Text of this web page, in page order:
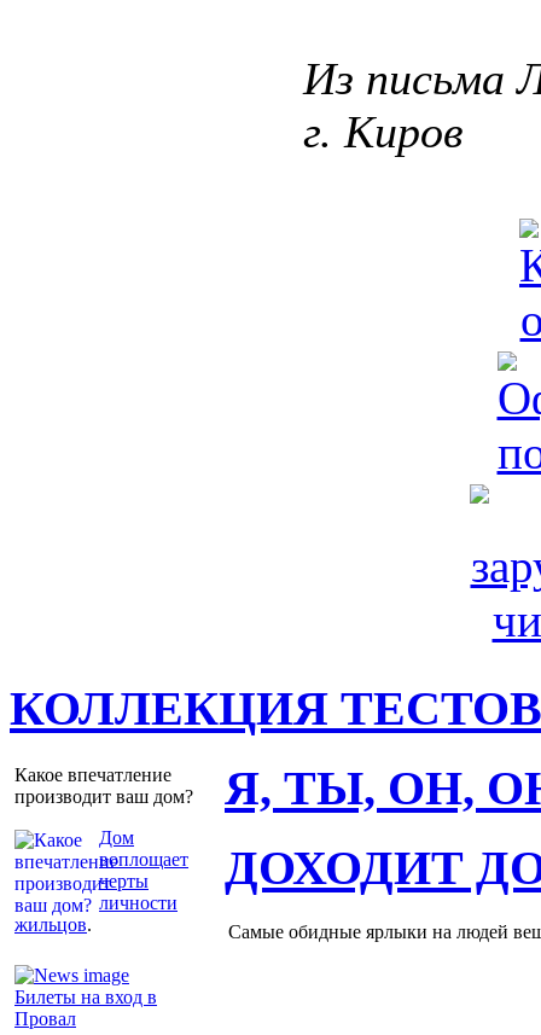
Из письма
г. Киров
КОЛЛЕКЦИЯ ТЕСТОВ
Какое впечатление
производит ваш дом?
Дом
воплощает
черты
личности
жильцов.
Я, ТЫ, ОН,
Билеты на вход в
Провал
ДОХОДИТ
Самые обидные ярлыки на людей